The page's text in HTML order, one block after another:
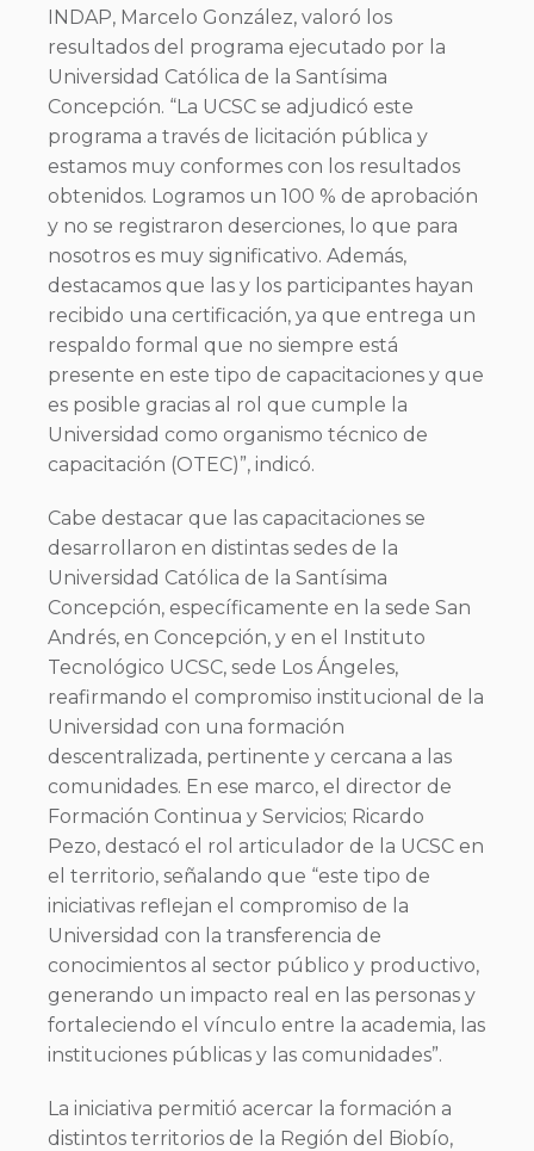
INDAP, Marcelo González, valoró los
resultados del programa ejecutado por la
Universidad Católica de la Santísima
Concepción. “La UCSC se adjudicó este
programa a través de licitación pública y
estamos muy conformes con los resultados
obtenidos. Logramos un 100 % de aprobación
y no se registraron deserciones, lo que para
nosotros es muy significativo. Además,
destacamos que las y los participantes hayan
recibido una certificación, ya que entrega un
respaldo formal que no siempre está
presente en este tipo de capacitaciones y que
es posible gracias al rol que cumple la
Universidad como organismo técnico de
capacitación (OTEC)”, indicó.
Cabe destacar que las capacitaciones se
desarrollaron en distintas sedes de la
Universidad Católica de la Santísima
Concepción, específicamente en la sede San
Andrés, en Concepción, y en el Instituto
Tecnológico UCSC, sede Los Ángeles,
reafirmando el compromiso institucional de la
Universidad con una formación
descentralizada, pertinente y cercana a las
comunidades. En ese marco, el director de
Formación Continua y Servicios; Ricardo
Pezo, destacó el rol articulador de la UCSC en
el territorio, señalando que “este tipo de
iniciativas reflejan el compromiso de la
Universidad con la transferencia de
conocimientos al sector público y productivo,
generando un impacto real en las personas y
fortaleciendo el vínculo entre la academia, las
instituciones públicas y las comunidades”.
La iniciativa permitió acercar la formación a
distintos territorios de la Región del Biobío,